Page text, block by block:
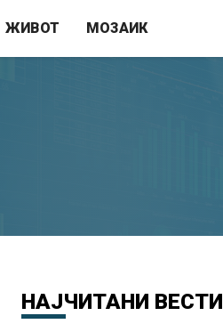
ЖИВОТ МОЗАИК
НАЈЧИТАНИ ВЕСТИ